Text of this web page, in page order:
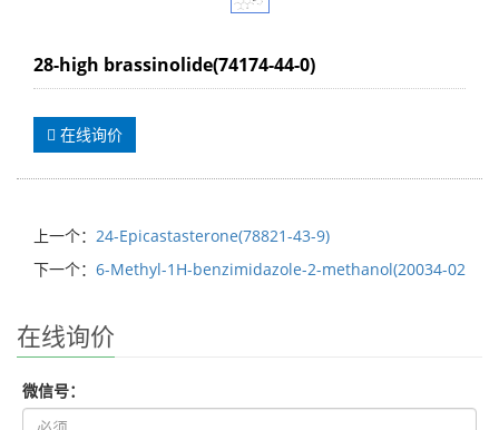
28-high brassinolide(74174-44-0)
在线询价
上一个： 24-Epicastasterone(78821-43-9)
下一个： 6-Methyl-1H-benzimidazole-2-methanol(20034-02
在线询价
微信号：